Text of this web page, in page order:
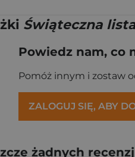
Świąteczna
Powiedz nam, co
Pomóż innym i zostaw
ZALOGUJ SIĘ, ABY
żadnych